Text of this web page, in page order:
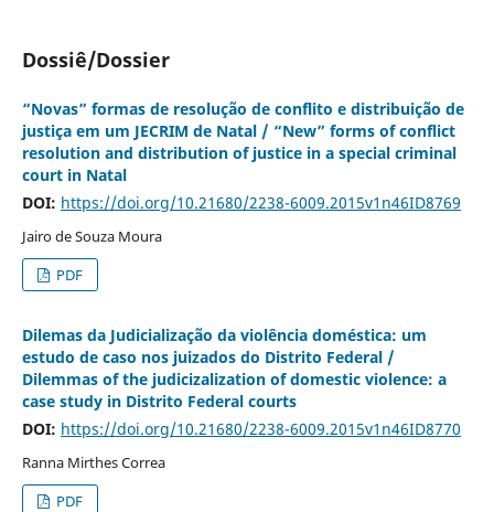
Dossiê/Dossier
“Novas” formas de resolução de conflito e distribuição de
justiça em um JECRIM de Natal / “New” forms of conflict
resolution and distribution of justice in a special criminal
court in Natal
DOI: https://doi.org/10.21680/2238-6009.2015v1n46ID8769
Jairo de Souza Moura
PDF
Dilemas da Judicialização da violência doméstica: um
estudo de caso nos juizados do Distrito Federal /
Dilemmas of the judicizalization of domestic violence: a
case study in Distrito Federal courts
DOI: https://doi.org/10.21680/2238-6009.2015v1n46ID8770
Ranna Mirthes Correa
PDF